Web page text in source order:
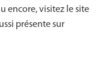
encore, visitez le site
présente sur